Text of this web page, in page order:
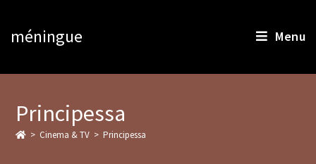
méningue Menu
Principessa
> Cinema & TV > Principessa